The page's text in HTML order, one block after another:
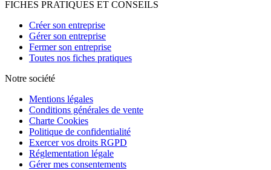
FICHES PRATIQUES ET CONSEILS
Créer son entreprise
Gérer son entreprise
Fermer son entreprise
Toutes nos fiches pratiques
Notre société
Mentions légales
Conditions générales de vente
Charte Cookies
Politique de confidentialité
Exercer vos droits RGPD
Réglementation légale
Gérer mes consentements